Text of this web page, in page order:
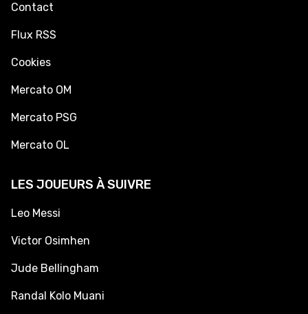
Contact
Flux RSS
Cookies
Mercato OM
Mercato PSG
Mercato OL
LES JOUEURS À SUIVRE
Leo Messi
Victor Osimhen
Jude Bellingham
Randal Kolo Muani